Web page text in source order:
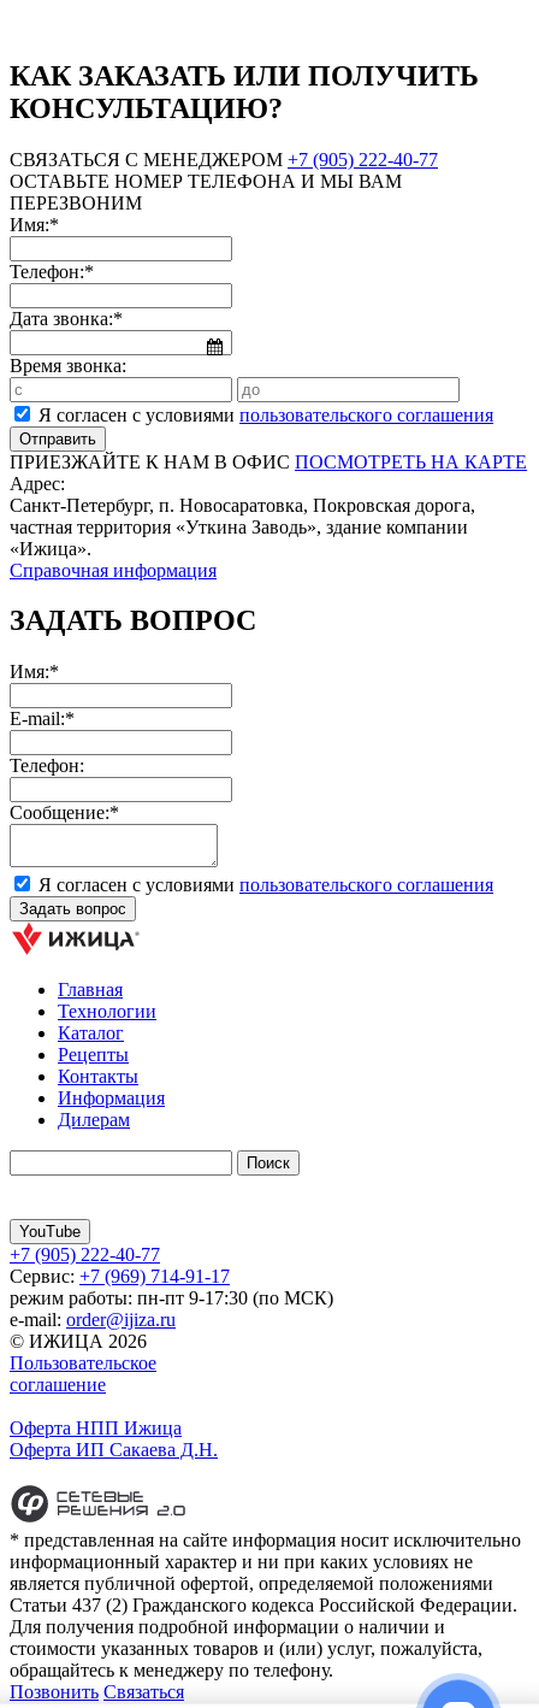
КАК ЗАКАЗАТЬ ИЛИ ПОЛУЧИТЬ
КОНСУЛЬТАЦИЮ?
СВЯЗАТЬСЯ С МЕНЕДЖЕРОМ +7 (905) 222-40-77
ОСТАВЬТЕ НОМЕР ТЕЛЕФОНА И МЫ ВАМ
ПЕРЕЗВОНИМ
Имя:*
Телефон:*
Дата звонка:*
Время звонка:
Я согласен с условиями пользовательского соглашения
ПРИЕЗЖАЙТЕ К НАМ В ОФИС ПОСМОТРЕТЬ НА КАРТЕ
Адрес:
Санкт-Петербург, п. Новосаратовка, Покровская дорога,
частная территория «Уткина Заводь», здание компании
«Ижица».
Справочная информация
ЗАДАТЬ ВОПРОС
Имя:*
E-mail:*
Телефон:
Сообщение:*
Я согласен с условиями пользовательского соглашения
Главная
Технологии
Каталог
Рецепты
Контакты
Информация
Дилерам
YouTube
+7 (905) 222-40-77
Сервис: +7 (969) 714-91-17
режим работы: пн-пт 9-17:30 (по МСК)
e-mail: order@ijiza.ru
© ИЖИЦА 2026
Пользовательское
соглашение
Оферта НПП Ижица
Оферта ИП Сакаева Д.Н.
* представленная на сайте информация носит исключительно
информационный характер и ни при каких условиях не
является публичной офертой, определяемой положениями
Статьи 437 (2) Гражданского кодекса Российской Федерации.
Для получения подробной информации о наличии и
стоимости указанных товаров и (или) услуг, пожалуйста,
обращайтесь к менеджеру по телефону.
Позвонить Связаться